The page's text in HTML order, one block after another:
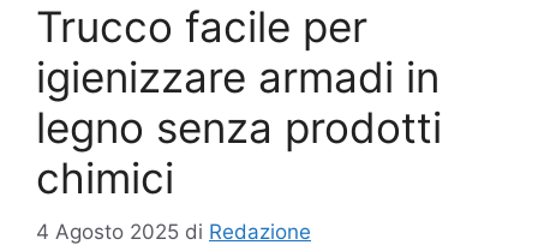
Trucco facile per
igienizzare armadi in
legno senza prodotti
chimici
4 Agosto 2025 di Redazione